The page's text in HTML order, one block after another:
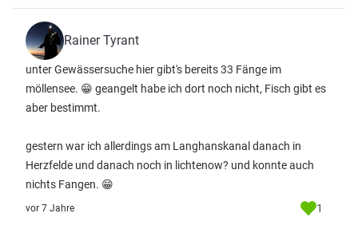
Rainer Tyrant
unter Gewässersuche hier gibt's bereits 33 Fänge im
möllensee. 😁 geangelt habe ich dort noch nicht, Fisch gibt es
aber bestimmt.
gestern war ich allerdings am Langhanskanal danach in
Herzfelde und danach noch in lichtenow? und konnte auch
nichts Fangen. 😁
vor 7 Jahre 1